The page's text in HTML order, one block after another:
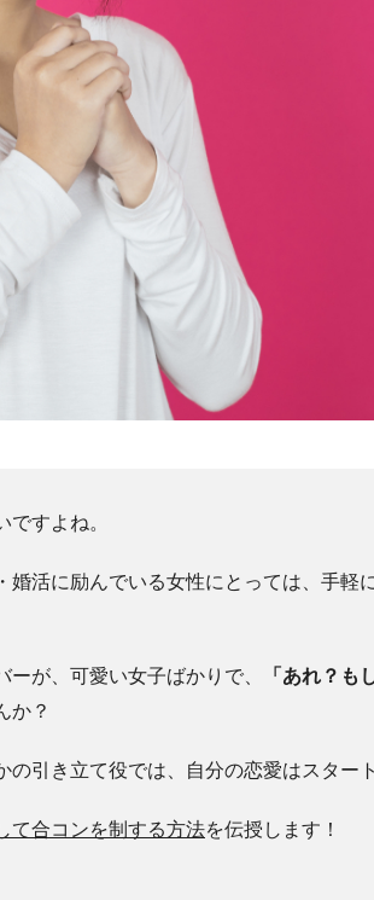
すよね。
活に励んでいる女性にとっては、手軽
が、可愛い女子ばかりで、
「あれ？も
か？
引き立て役では、自分の恋愛はスター
て合コンを制する方法を伝授します！